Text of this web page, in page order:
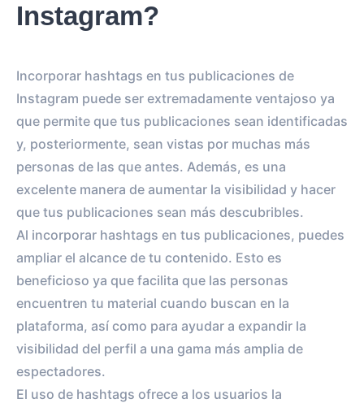
Instagram?
Incorporar hashtags en tus publicaciones de
Instagram puede ser extremadamente ventajoso ya
que permite que tus publicaciones sean identificadas
y, posteriormente, sean vistas por muchas más
personas de las que antes. Además, es una
excelente manera de aumentar la visibilidad y hacer
que tus publicaciones sean más descubribles.
Al incorporar hashtags en tus publicaciones, puedes
ampliar el alcance de tu contenido. Esto es
beneficioso ya que facilita que las personas
encuentren tu material cuando buscan en la
plataforma, así como para ayudar a expandir la
visibilidad del perfil a una gama más amplia de
espectadores.
El uso de hashtags ofrece a los usuarios la